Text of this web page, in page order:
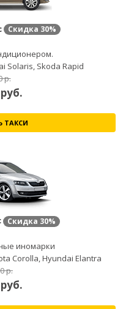
Скидка 30%
Solaris, Skoda Rapid
р.
руб.
ТАКСИ
Скидка 30%
иномарки
Corolla, Hyundai Elantra
р.
руб.